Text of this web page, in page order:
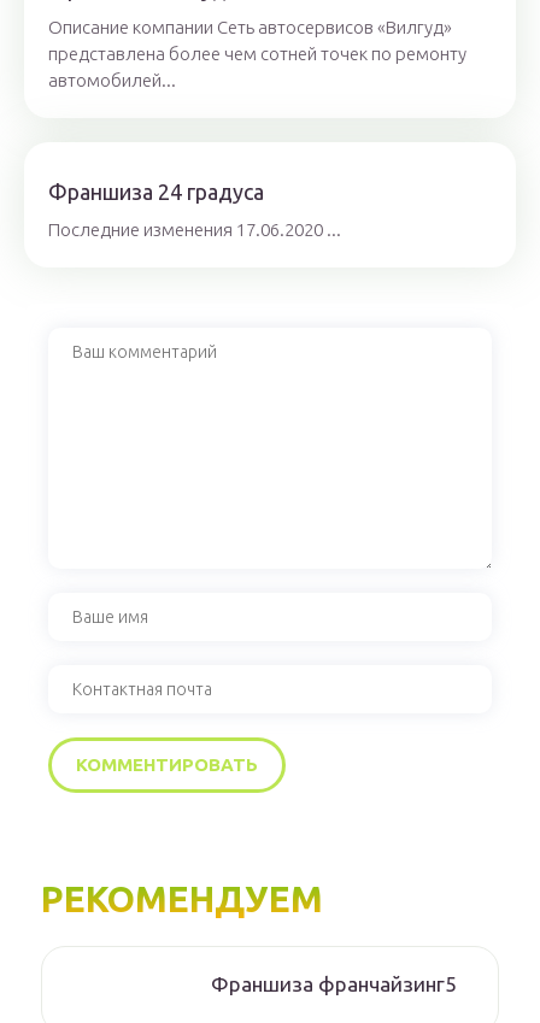
Описание компании Сеть автосервисов «Вилгуд»
представлена более чем сотней точек по ремонту
автомобилей...
Франшиза 24 градуса
Последние изменения 17.06.2020 ...
РЕКОМЕНДУЕМ
Франшиза франчайзинг5